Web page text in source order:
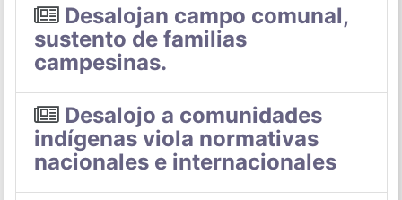
Desalojan campo comunal,
sustento de familias
campesinas.
Desalojo a comunidades
indígenas viola normativas
nacionales e internacionales